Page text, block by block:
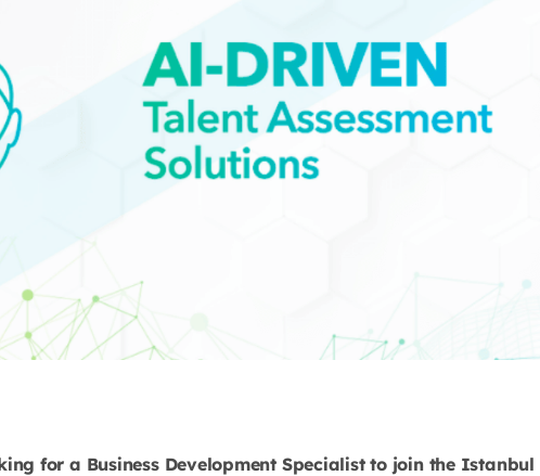
for a Business Development Specialist to join the Istanbul